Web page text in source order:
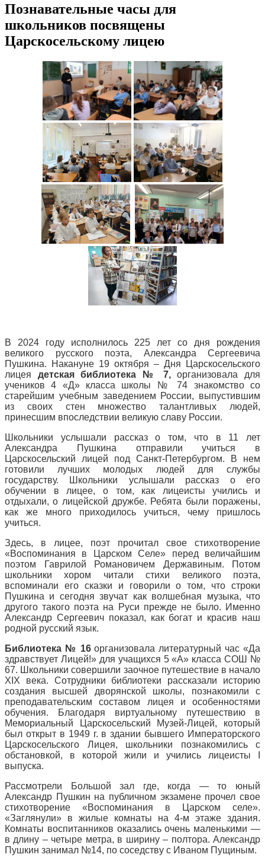
Познавательные часы для
школьников посвящены
Царскосельскому лицею
В 2024 году исполнилось 225 лет со дня рождения
великого русского поэта, Александра Сергеевича
Пушкина. Накануне 19 октября – Дня Царскосельского
лицея детская библиотека № 7,организовала для
учеников 4 «Д» класса школы № 74 знакомство со
старейшим учебным заведением России, выпустившим
из своих стен множество талантливых людей,
принесшим впоследствии великую славу России.
Школьники услышали рассказ о том, что в 11 лет
Александра Пушкина отправили учиться в
Царскосельский лицей под Санкт-Петербургом. В нем
готовили лучших молодых людей для службы
государству. Школьники услышали рассказ о его
обучении в лицее, о том, как лицеисты учились и
отдыхали, о лицейской дружбе. Ребята были поражены,
как же много приходилось учиться, чему пришлось
учиться.
Здесь, в лицее, поэт прочитал свое стихотворение
«Воспоминания в Царском Селе» перед величайшим
поэтом Гаврилой Романовичем Державиным. Потом
школьники хором читали стихи великого поэта,
вспоминали его сказки и говорили о том, что строки
Пушкина и сегодня звучат как волшебная музыка, что
другого такого поэта на Руси прежде не было. Именно
Александр Сергеевич показал, как богат и красив наш
родной русский язык.
Библиотека № 16организовала литературный час «Да
здравствует Лицей!» для учащихся 5 «А» класса СОШ №
67. Школьники совершили заочное путешествие в начало
XIX века. Сотрудники библиотеки рассказали историю
создания высшей дворянской школы, познакомили с
преподавательским составом лицея и особенностями
обучения. Благодаря виртуальному путешествию в
Мемориальный Царскосельский Музей-Лицей, который
был открыт в 1949 г. в здании бывшего Императорского
Царскосельского Лицея, школьники познакомились с
обстановкой, в которой жили и учились лицеисты I
выпуска.
Рассмотрели Большой зал где, когда — то юный
Александр Пушкин на публичном экзамене прочел свое
стихотворение «Воспоминания в Царском селе».
«Заглянули» в жилые комнаты на 4-м этаже здания.
Комнаты воспитанников оказались очень маленькими —
в длину – четыре метра, в ширину – полтора. Александр
Пушкин занимал №14, по соседству с Иваном Пущиным.